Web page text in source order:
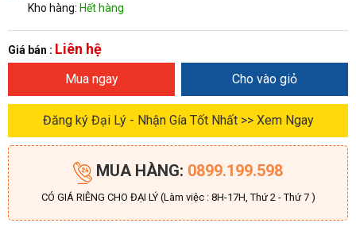
Kho hàng: Hết hàng
Giá bán : Liên hệ
Mua ngay Cho vào giỏ
Đăng ký Đại Lý - Nhận Gía Tốt Nhất >> Xem Ngay
MUA HÀNG: 0899.199.598
CÓ GIÁ RIÊNG CHO ĐẠI LÝ (Làm việc : 8H-17H, Thứ 2 - Thứ 7 )